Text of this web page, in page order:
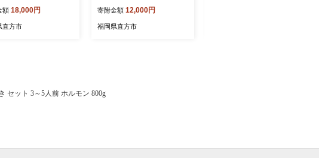
計約720g 明太子 辛
たいこ たらこ 海鮮
額 18,000円
直方市
パック 計約420g 明太子 辛
子 めんたいこ たらこ 海鮮
寄附金額 12,000円
福岡県直方市
セット 3～5人前 ホルモン 800g